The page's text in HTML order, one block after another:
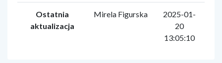
Ostatnia
aktualizacja
Mirela Figurska
2025-01-
20
13:05:10